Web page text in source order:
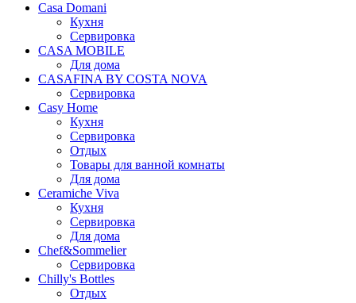
Casa Domani
Кухня
Сервировка
CASA MOBILE
Для дома
CASAFINA BY COSTA NOVA
Сервировка
Casy Home
Кухня
Сервировка
Отдых
Товары для ванной комнаты
Для дома
Ceramiche Viva
Кухня
Сервировка
Для дома
Chef&Sommelier
Сервировка
Chilly's Bottles
Отдых